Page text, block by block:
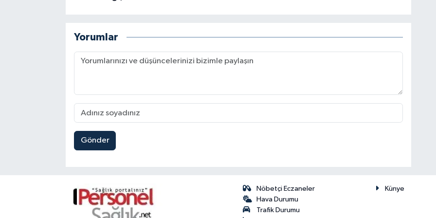
Yorumlar
Gönder
Nöbetçi Eczaneler
Hava Durumu
Trafik Durumu
Künye